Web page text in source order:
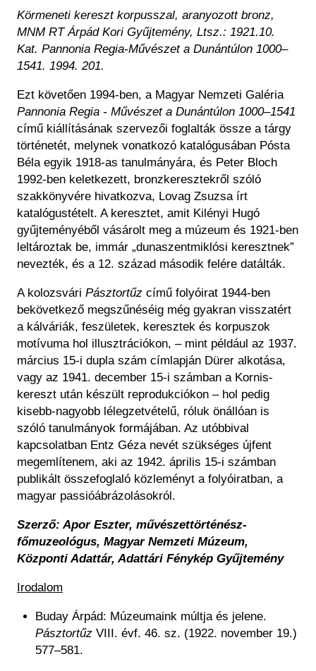
Körmeneti kereszt korpusszal, aranyozott bronz,
MNM RT Árpád Kori Gyűjtemény, Ltsz.: 1921.10.
Kat. Pannonia Regia-Művészet a Dunántúlon 1000–
1541. 1994. 201.
Ezt követően 1994-ben, a Magyar Nemzeti Galéria
Pannonia Regia - Művészet a Dunántúlon 1000–1541
című kiállításának szervezői foglalták össze a tárgy
történetét, melynek vonatkozó katalógusában Pósta
Béla egyik 1918-as tanulmányára, és Peter Bloch
1992-ben keletkezett, bronzkeresztekről szóló
szakkönyvére hivatkozva, Lovag Zsuzsa írt
katalógustételt. A keresztet, amit Kilényi Hugó
gyűjteményéből vásárolt meg a múzeum és 1921-ben
leltároztak be, immár „dunaszentmiklósi keresztnek”
nevezték, és a 12. század második felére datálták.
A kolozsvári Pásztortűz című folyóirat 1944-ben
bekövetkező megszűnéséig még gyakran visszatért
a kálváriák, feszületek, keresztek és korpuszok
motívuma hol illusztrációkon, – mint például az 1937.
március 15-i dupla szám címlapján Dürer alkotása,
vagy az 1941. december 15-i számban a Kornis-
kereszt után készült reprodukciókon – hol pedig
kisebb-nagyobb lélegzetvételű, róluk önállóan is
szóló tanulmányok formájában. Az utóbbival
kapcsolatban Entz Géza nevét szükséges újfent
megemlítenem, aki az 1942. április 15-i számban
publikált összefoglaló közleményt a folyóiratban, a
magyar passióábrázolásokról.
Szerző: Apor Eszter, művészettörténész-
főmuzeológus, Magyar Nemzeti Múzeum,
Központi Adattár, Adattári Fénykép Gyűjtemény
Irodalom
Buday Árpád: Múzeumaink múltja és jelene.
PásztortűzVIII. évf. 46. sz. (1922. november 19.)
577–581.